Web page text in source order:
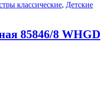
классические, Детские
85846/8 WHGD